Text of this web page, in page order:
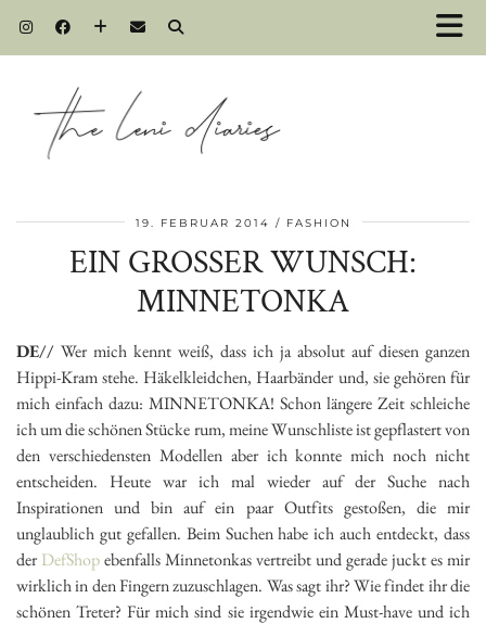
19. FEBRUAR 2014 FASHION
EIN GROSSER WUNSCH: M
INNETONKA
DE// Wer mich kennt weiß, dass ich ja absolut auf diesen ganzen
Hippi-Kram stehe. Häkelkleidchen, Haarbänder und, sie gehören für
mich einfach dazu: MINNETONKA! Schon längere Zeit schleiche
ich um die schönen Stücke rum, meine Wunschliste ist gepflastert von
den verschiedensten Modellen aber ich konnte mich noch nicht
entscheiden. Heute war ich mal wieder auf der Suche nach
Inspirationen und bin auf ein paar Outfits gestoßen, die mir
unglaublich gut gefallen. Beim Suchen habe ich auch entdeckt, dass
der DefShopebenfalls Minnetonkas vertreibt und gerade juckt es mir
wirklich in den Fingern zuzuschlagen. Was sagt ihr? Wie findet ihr die
schönen Treter? Für mich sind sie irgendwie ein Must-have und ich